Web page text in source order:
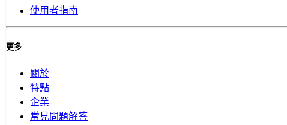
使用者指南
更多
關於
特點
企業
常見問題解答